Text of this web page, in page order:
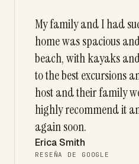
My family and I had
home was spacious
beach, with kayaks
to the best excursions
host and their family
highly recommend it
again soon.
Erica Smith
RESEÑA DE GOOGLE